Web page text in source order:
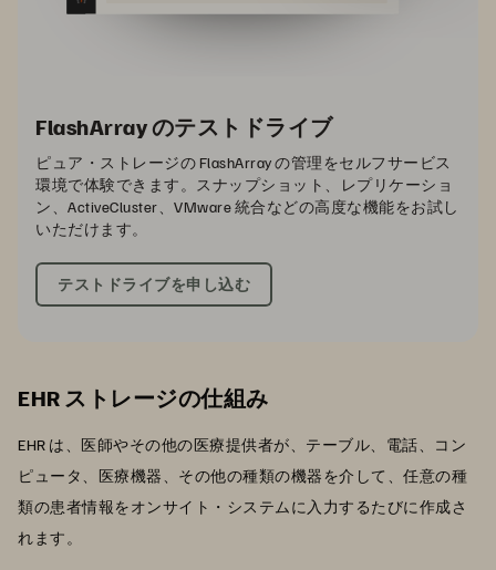
FlashArray のテストドライブ
ピュア・ストレージの FlashArray の管理をセルフサービス
環境で体験できます。スナップショット、レプリケーショ
ン、ActiveCluster、VMware 統合などの高度な機能をお試し
いただけます。
テストドライブを申し込む
EHR ストレージの仕組み
EHR は、医師やその他の医療提供者が、テーブル、電話、コン
ピュータ、医療機器、その他の種類の機器を介して、任意の種
類の患者情報をオンサイト・システムに入力するたびに作成さ
れます。